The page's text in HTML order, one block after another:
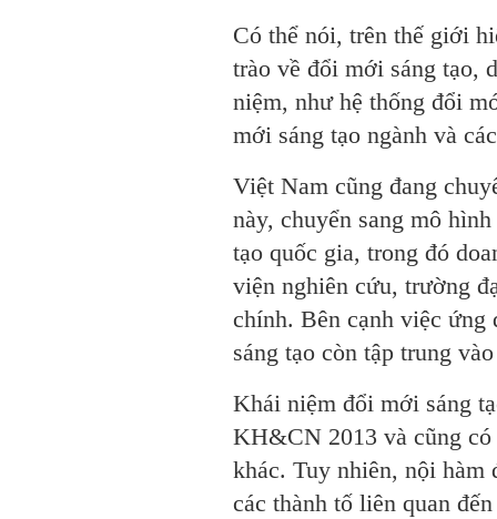
Có thể nói, trên thế giới
trào về đổi mới sáng tạo,
niệm, như hệ thống đổi
mới sáng tạo ngành và
Việt Nam cũng đang
này, chuyển sang mô
tạo quốc gia, trong đó
viện nghiên cứu, trường
chính. Bên cạnh việc
sáng tạo còn tập trung
Khái niệm đổi mới sáng
KH&CN 2013 và cũng
khác. Tuy nhiên, nội hàm
các thành tố liên quan